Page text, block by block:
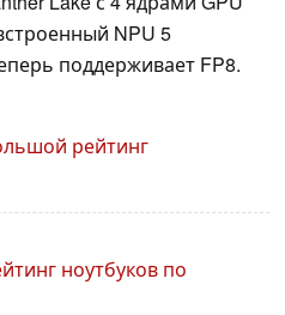
NPU 5
поддерживает FP8.
рейтинг
ноутбуков по